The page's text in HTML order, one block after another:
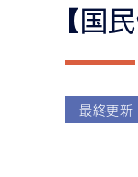
【国
最終更新